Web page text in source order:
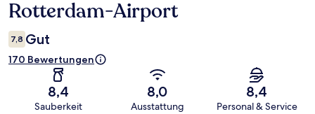
Rotterdam-Airport
7,8 Gut
170 Bewertungen
8,4
Sauberkeit
8,0
Ausstattung
8,4
Personal & Service